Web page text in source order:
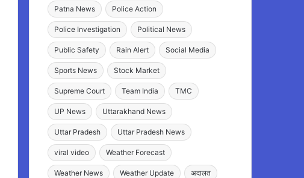
Patna News Police Action
Police Investigation Political News
Public Safety Rain Alert Social Media
Sports News Stock Market
Supreme Court Team India TMC
UP News Uttarakhand News
Uttar Pradesh Uttar Pradesh News
viral video Weather Forecast
Weather News Weather Update अदालत